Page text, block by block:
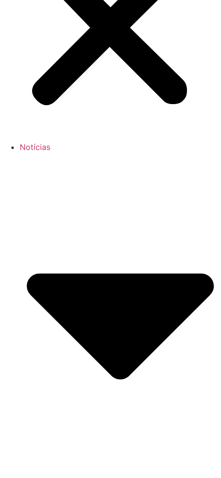
Notícias